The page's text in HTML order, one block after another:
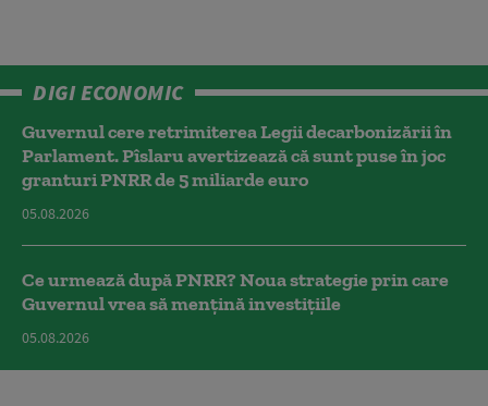
DIGI ECONOMIC
Guvernul cere retrimiterea Legii decarbonizării în
Parlament. Pîslaru avertizează că sunt puse în joc
granturi PNRR de 5 miliarde euro
05.08.2026
Ce urmează după PNRR? Noua strategie prin care
Guvernul vrea să mențină investițiile
05.08.2026